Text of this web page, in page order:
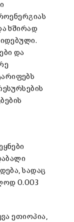
ხშირად
და
სადაც
0.003
ეთიოპია,